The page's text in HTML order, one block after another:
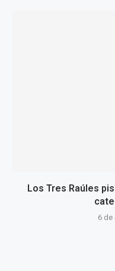
Los Tres Raúles
6 de